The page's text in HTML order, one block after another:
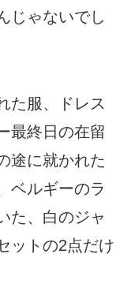
じゃないでし
た服、ドレス
最終日の在留
途に就かれた
ベルギーのラ
た、白のジャ
ットの2点だけ